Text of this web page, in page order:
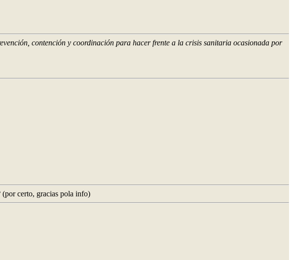
contención y coordinación para hacer frente a la crisis sanitaria ocasionada por
(por certo, gracias pola info)